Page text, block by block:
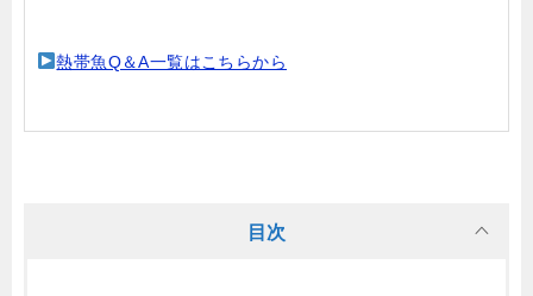
熱帯魚Q＆A一覧はこちらから
目次